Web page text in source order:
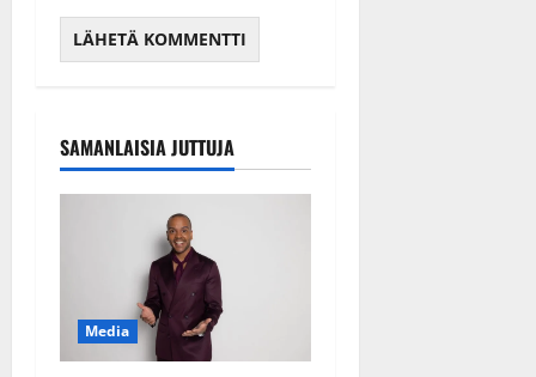
SAMANLAISIA JUTTUJA
Media